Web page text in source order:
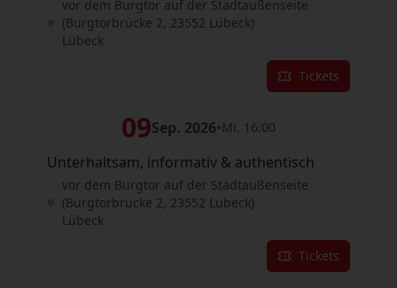
vor dem Burgtor auf der Stadtaußenseite
(Burgtorbrücke 2, 23552 Lübeck)
Lübeck
Tickets
09Sep. 2026•Mi. 16:00
Unterhaltsam, informativ & authentisch
vor dem Burgtor auf der Stadtaußenseite
(Burgtorbrücke 2, 23552 Lübeck)
Lübeck
Tickets